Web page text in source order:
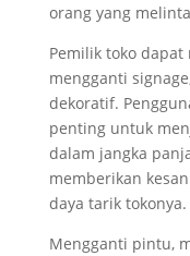
orang yang
Pemilik toko
mengganti
dekoratif.
penting untuk
dalam jangka
memberikan
daya tarik tokonya.
Mengganti pintu,